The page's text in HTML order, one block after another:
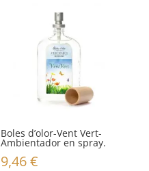
Boles d’olor-Vent Vert-
Ambientador en spray.
9,46€